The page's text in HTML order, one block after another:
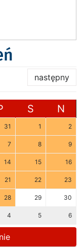
następny
S N
31 1 2
7 8 9
14 15 16
21 22 23
28 29 30
4 5 6